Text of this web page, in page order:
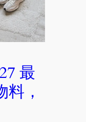
最
，